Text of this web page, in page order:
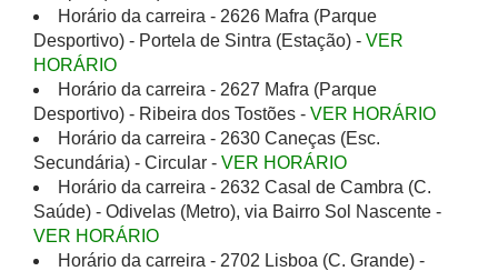
Horário da carreira - 2626 Mafra (Parque
Desportivo) - Portela de Sintra (Estação) - VER
HORÁRIO
Horário da carreira - 2627 Mafra (Parque
Desportivo) - Ribeira dos Tostões - VER HORÁRIO
Horário da carreira - 2630 Caneças (Esc.
Secundária) - Circular - VER HORÁRIO
Horário da carreira - 2632 Casal de Cambra (C.
Saúde) - Odivelas (Metro), via Bairro Sol Nascente -
VER HORÁRIO
Horário da carreira - 2702 Lisboa (C. Grande) -